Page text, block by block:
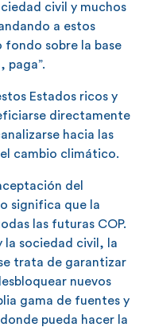
civil y muchos
a estos
fondo sobre la base
paga”.
Estados ricos y
directamente
hacia las
cambio climático.
del
significa que la
las futuras COP.
la sociedad civil, la
trata de garantizar
nuevos
gama de fuentes y
pueda hacer la